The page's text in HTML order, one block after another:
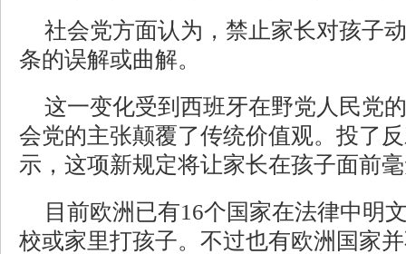
社会党方面认为，禁止家长对孩子
条的误解或曲解。
这一变化受到西班牙在野党人民党
会党的主张颠覆了传统价值观。投了
示，这项新规定将让家长在孩子面前
目前欧洲已有16个国家在法律中明
校或家里打孩子。不过也有欧洲国家